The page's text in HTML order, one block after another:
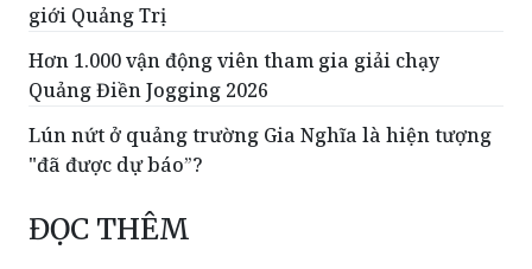
giới Quảng Trị
Hơn 1.000 vận động viên tham gia giải chạy
Quảng Điền Jogging 2026
Lún nứt ở quảng trường Gia Nghĩa là hiện tượng
"đã được dự báo”?
ĐỌC THÊM